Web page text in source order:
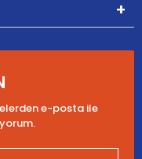
e-posta ile